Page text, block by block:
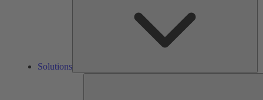
Solutions